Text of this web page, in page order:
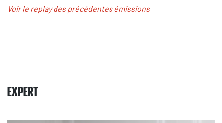
Voir le replay des précédentes émissions
EXPERT